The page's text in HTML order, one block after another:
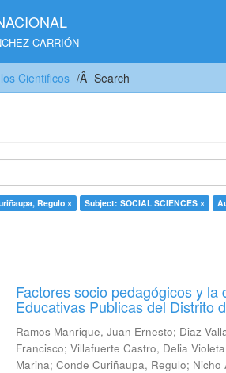
CARRIÓN
Cientificos Search
Regulo × Subject: SOCIAL SCIENCES ×
Factores socio pedagógicos y
Educativas Publicas del Distrito
Ramos Manrique, Juan Ernesto; Diaz
Francisco;Villafuerte Castro, Delia Violeta
Marina;Conde Curiñaupa, Regulo; Nicho